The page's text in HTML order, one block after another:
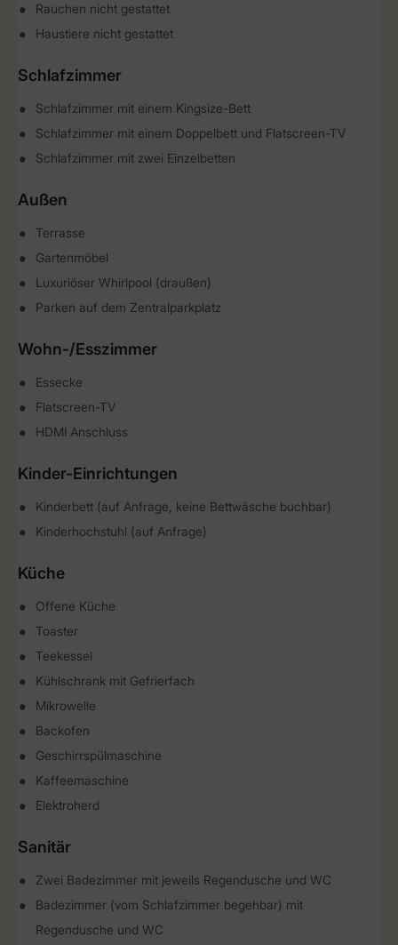
Rauchen nicht gestattet
Haustiere nicht gestattet
Schlafzimmer
Schlafzimmer mit einem Kingsize-Bett
Schlafzimmer mit einem Doppelbett und Flatscreen-TV
Schlafzimmer mit zwei Einzelbetten
Außen
Terrasse
Gartenmöbel
Luxuriöser Whirlpool (draußen)
Parken auf dem Zentralparkplatz
Wohn-/Esszimmer
Essecke
Flatscreen-TV
HDMI Anschluss
Kinder-Einrichtungen
Kinderbett (auf Anfrage, keine Bettwäsche buchbar)
Kinderhochstuhl (auf Anfrage)
Küche
Offene Küche
Toaster
Teekessel
Kühlschrank mit Gefrierfach
Mikrowelle
Backofen
Geschirrspülmaschine
Kaffeemaschine
Elektroherd
Sanitär
Zwei Badezimmer mit jeweils Regendusche und WC
Badezimmer (vom Schlafzimmer begehbar) mit
Regendusche und WC